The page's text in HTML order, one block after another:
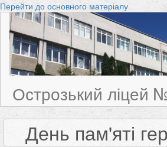
Перейти до основного матеріалу
Острозький ліцей
День пам'яті